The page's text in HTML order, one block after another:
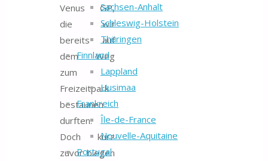
Sachsen-Anhalt
Schleswig-Holstein
Thüringen
Finnland
Lappland
Uusimaa
Frankreich
Île-de-France
Nouvelle-Aquitaine
Portugal
Venus GP,
die wir
bereits auf
dem Weg
zum
Freizeitpark
bestaunen
durften.
Doch kurz
zuvor biegen